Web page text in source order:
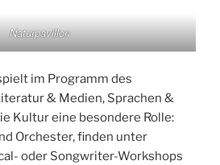
Naturpavillon
im Programm des
& Medien, Sprachen &
Kultur eine besondere Rolle:
Orchester, finden unter
oder Songwriter-Workshops